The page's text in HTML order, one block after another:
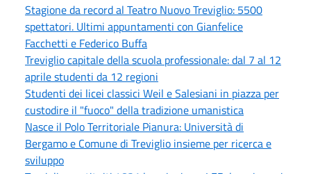
Stagione da record al Teatro Nuovo Treviglio: 5500
spettatori. Ultimi appuntamenti con Gianfelice
Facchetti e Federico Buffa
Treviglio capitale della scuola professionale: dal 7 al 12
aprile studenti da 12 regioni
Studenti dei licei classici Weil e Salesiani in piazza per
custodire il "fuoco" della tradizione umanistica
Nasce il Polo Territoriale Pianura: Università di
Bergamo e Comune di Treviglio insieme per ricerca e
sviluppo